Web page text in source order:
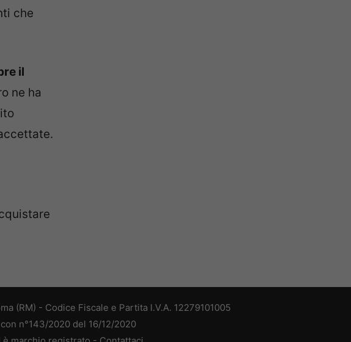
che
il
ne ha
(RM) - Codice Fiscale e Partita I.V.A. 12279101005
n°143/2020 del 16/12/2020